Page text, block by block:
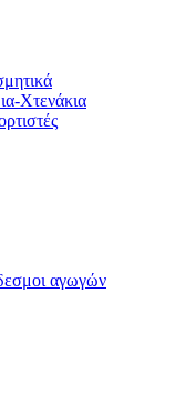
Χτενάκια
αγωγών